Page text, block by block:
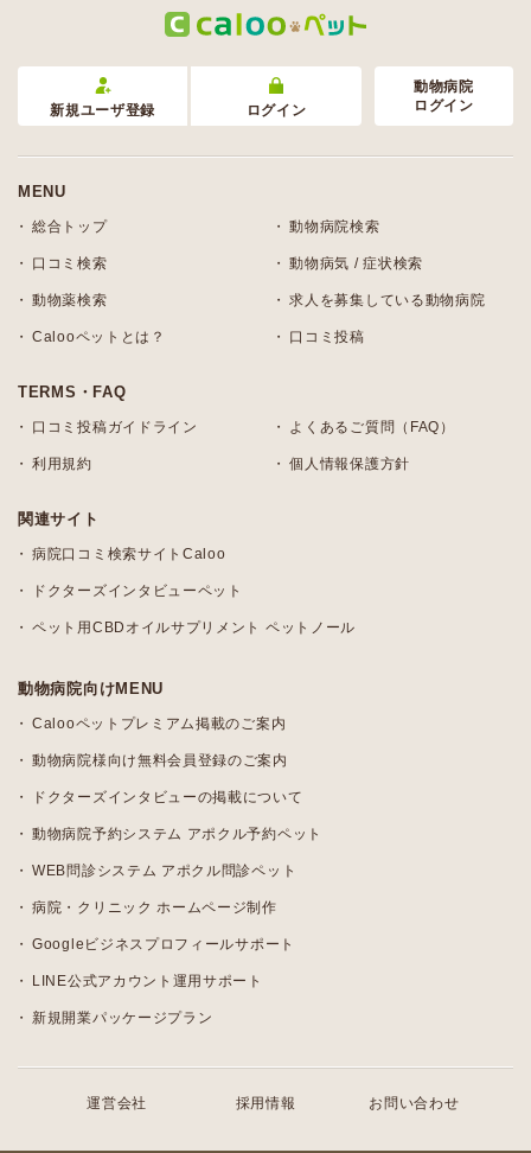
新規ユーザ登録 ログイン
動物病院
ログイン
MENU
総合トップ 動物病院検索
口コミ検索 動物病気 / 症状検索
動物薬検索 求人を募集している動物病院
Calooペットとは？ 口コミ投稿
TERMS・FAQ
口コミ投稿ガイドライン よくあるご質問（FAQ）
利用規約 個人情報保護方針
関連サイト
病院口コミ検索サイトCaloo
ドクターズインタビューペット
ペット用CBDオイルサプリメント ペットノール
動物病院向けMENU
Calooペットプレミアム掲載のご案内
動物病院様向け無料会員登録のご案内
ドクターズインタビューの掲載について
動物病院予約システム アポクル予約ペット
WEB問診システム アポクル問診ペット
病院・クリニック ホームページ制作
Googleビジネスプロフィールサポート
LINE公式アカウント運用サポート
新規開業パッケージプラン
運営会社 採用情報 お問い合わせ